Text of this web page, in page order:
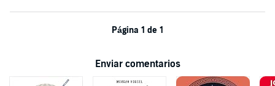
Página 1 de 1
Enviar comentarios